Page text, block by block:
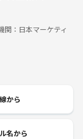
：日本マーケティ
から
名から